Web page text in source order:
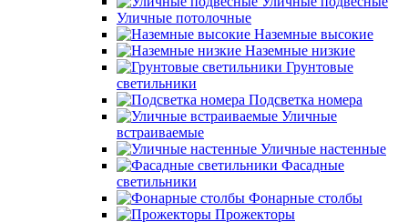
Уличные потолочные
Наземные высокие
Наземные низкие
Грунтовые
светильники
Подсветка номера
Уличные
встраиваемые
Уличные настенные
Фасадные
светильники
Фонарные столбы
Прожекторы